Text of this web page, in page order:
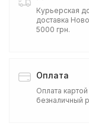
Курьерская
доставка
5000 грн.
Оплата
Оплата
безналичный